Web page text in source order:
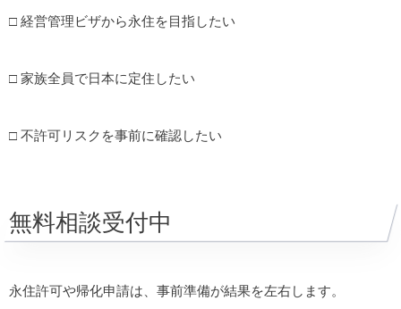
□ 経営管理ビザから永住を目指したい
□ 家族全員で日本に定住したい
□ 不許可リスクを事前に確認したい
無料相談受付中
永住許可や帰化申請は、事前準備が結果を左右します。